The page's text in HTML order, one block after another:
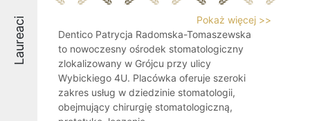
Laureaci
Pokaż więcej >>
Dentico Patrycja Radomska-Tomaszewska
to nowoczesny ośrodek stomatologiczny
zlokalizowany w Grójcu przy ulicy
Wybickiego 4U. Placówka oferuje szeroki
zakres usług w dziedzinie stomatologii,
obejmujący chirurgię stomatologiczną,